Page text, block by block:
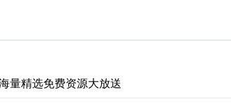
统优化实战破局之道
能编排实战攻略
导航新架构
量精选免费资源大放送